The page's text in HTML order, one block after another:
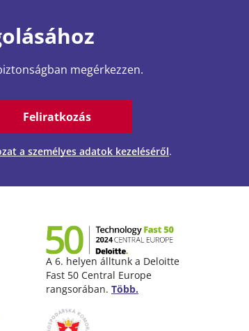
megérkezzen.
Feliratkozás
a személyes adatok kezeléséről.
A 6. helyen álltunk a Deloitte
Fast 50 Central Europe
rangsorában. Több.